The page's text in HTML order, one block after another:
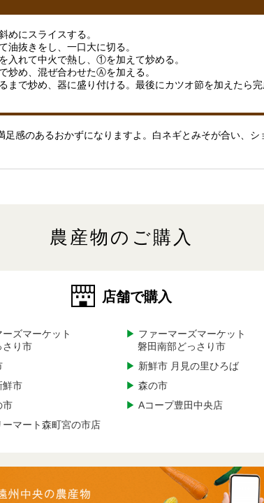
にスライスする。
抜きをし、一口大に切る。
入れて中火で熱し、①を加えて炒める。
め、混ぜ合わせたⒶを加える。
で炒め、器に盛り付ける。最後にカツオ節を加えたら完
足感のあるおかずになりますよ。白ネギとみそが合い、シ
農産物のご購入
店舗で購入
ーズマーケット
さり市
▶ ファーマーズマーケット
磐田南部どっさり市
▶ 新鮮市 月見の里ひろば
鮮市 ▶ 森の市
市 ▶ Aコープ豊田中央店
ーマート森町宮の市店